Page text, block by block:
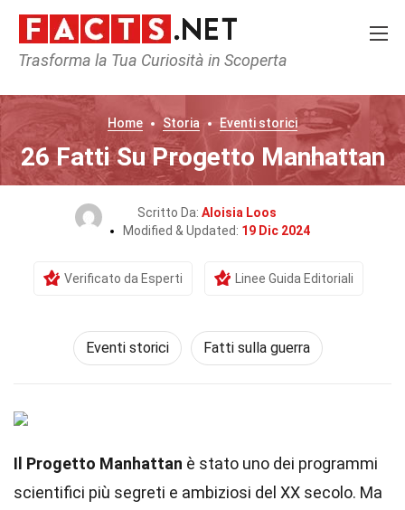
Trasforma la Tua Curiosità in Scoperta
Home Storia Eventi storici
26 Fatti Su Progetto Manhattan
Scritto Da: Aloisia Loos
Modified & Updated: 19 Dic 2024
Verificato da Esperti Linee Guida Editoriali
Eventi storici Fatti sulla guerra
Il Progetto Manhattan è stato uno dei programmi
scientifici più segreti e ambiziosi del XX secolo. Ma